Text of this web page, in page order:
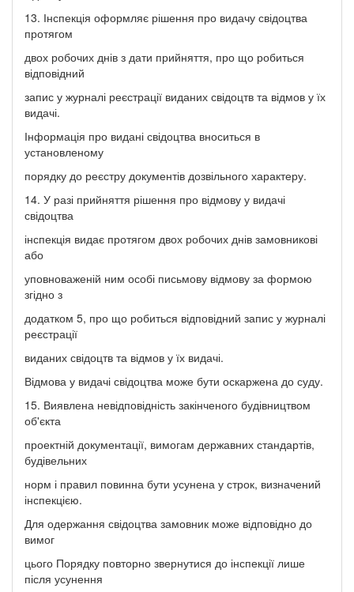
13. Інспекція оформляє рішення про видачу свідоцтва
протягом
двох робочих днів з дати прийняття, про що робиться
відповідний
запис у журналі реєстрації виданих свідоцтв та відмов у їх
видачі.
Інформація про видані свідоцтва вноситься в
установленому
порядку до реєстру документів дозвільного характеру.
14. У разі прийняття рішення про відмову у видачі
свідоцтва
інспекція видає протягом двох робочих днів замовникові
або
уповноваженій ним особі письмову відмову за формою
згідно з
додатком 5, про що робиться відповідний запис у журналі
реєстрації
виданих свідоцтв та відмов у їх видачі.
Відмова у видачі свідоцтва може бути оскаржена до суду.
15. Виявлена невідповідність закінченого будівництвом
об'єкта
проектній документації, вимогам державних стандартів,
будівельних
норм і правил повинна бути усунена у строк, визначений
інспекцією.
Для одержання свідоцтва замовник може відповідно до
вимог
цього Порядку повторно звернутися до інспекції лише
після усунення